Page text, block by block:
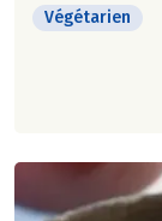
Végétarien